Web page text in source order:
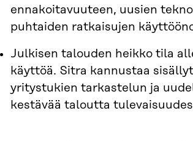
ennakoitavuuteen, uusien
puhtaiden ratkaisujen
Julkisen talouden heikko tila
käyttöä. Sitra kannustaa
yritystukien tarkastelun ja
kestävää taloutta